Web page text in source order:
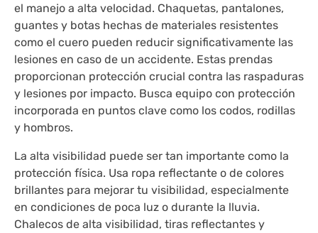
el manejo a alta velocidad. Chaquetas, pantalones,
guantes y botas hechas de materiales resistentes
como el cuero pueden reducir significativamente las
lesiones en caso de un accidente. Estas prendas
proporcionan protección crucial contra las raspaduras
y lesiones por impacto. Busca equipo con protección
incorporada en puntos clave como los codos, rodillas
y hombros.
La alta visibilidad puede ser tan importante como la
protección física. Usa ropa reflectante o de colores
brillantes para mejorar tu visibilidad, especialmente
en condiciones de poca luz o durante la lluvia.
Chalecos de alta visibilidad, tiras reflectantes y